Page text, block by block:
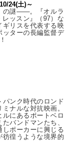
24(土)～
の謎――。『オルラ
ッスン』（97）な
ギリスを代表する映
ッターの長編監督デ
ンク時代のロンド
ナルな対抗映画。
ルにあるポートベロ
バンドマンたち、
しポーカーに興じる
徨うような境界的